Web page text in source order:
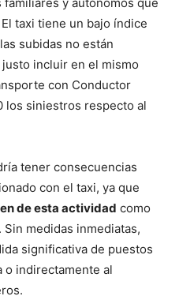
y autónomos que
taxi tiene un bajo índice
subidas no están
incluir en el mismo
con Conductor
los siniestros respecto al
tener consecuencias
con el taxi, ya que
de esta actividad como
medidas inmediatas,
significativa de puestos
o indirectamente al